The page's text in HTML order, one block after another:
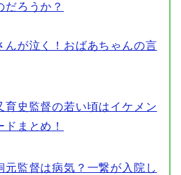
だろうか？
んが泣く！おばあちゃんの言
育史監督の若い頃はイケメン
まとめ！
元監督は病気？一繋が入院し